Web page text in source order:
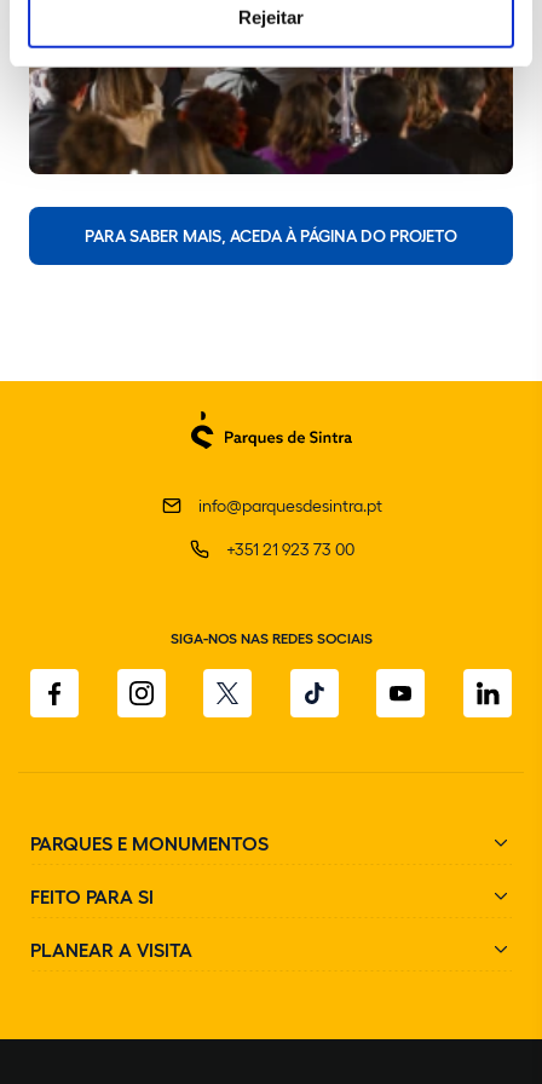
Rejeitar
PARA SABER MAIS, ACEDA À PÁGINA DO PROJETO
info@parquesdesintra.pt
+351 21 923 73 00
SIGA-NOS NAS REDES SOCIAIS
PARQUES E MONUMENTOS
FEITO PARA SI
PLANEAR A VISITA